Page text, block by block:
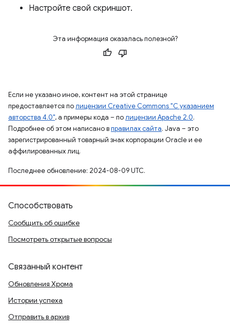
Настройте свой скриншот.
Эта информация оказалась полезной?
Если не указано иное, контент на этой странице
предоставляется полицензии Creative Commons "С указанием
авторства 4.0", а примеры кода – полицензии Apache 2.0.
Подробнее об этом написано вправилах сайта. Java – это
зарегистрированный товарный знак корпорации Oracle и ее
аффилированных лиц.
Последнее обновление: 2024-08-09 UTC.
Способствовать
Сообщить об ошибке
Посмотреть открытые вопросы
Связанный контент
Обновления Хрома
Истории успеха
Отправить в архив